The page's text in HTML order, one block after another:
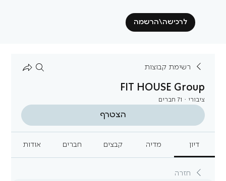
לרכישה\הרשמה
רשימת קבוצות
FIT HOUSE Group
ציבורי · 71 חברים
הצטרף
דיון מדיה קבצים חברים אודות
חזרה